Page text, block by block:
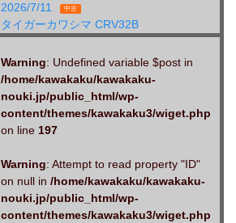
2026/7/11
中古
タイガーカワシマ CRV32B
Warning: Undefined variable $post in
/home/kawakaku/kawakaku-
nouki.jp/public_html/wp-
content/themes/kawakaku3/wiget.php
on line 197
Warning: Attempt to read property "ID"
on null in /home/kawakaku/kawakaku-
nouki.jp/public_html/wp-
content/themes/kawakaku3/wiget.php